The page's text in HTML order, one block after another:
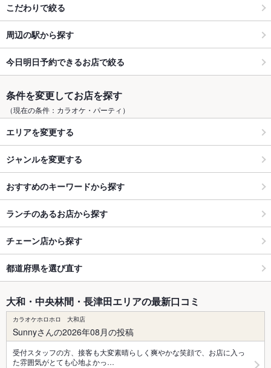
こだわりで絞る
周辺の駅から探す
今日明日予約できるお店で絞る
条件を変更してお店を探す
（現在の条件：カラオケ・パーティ）
エリアを変更する
ジャンルを変更する
おすすめのキーワードから探す
ランチのあるお店から探す
チェーン店から探す
都道府県を選び直す
大和・中央林間・長津田エリアの最新口コミ
カラオケホロホロ 大和店
Sunnyさんの2026年08月の投稿
受付スタッフの方、接客も大変素晴らしく爽やかな笑顔で、お店に入っ
た雰囲気がとても心地よかっ…